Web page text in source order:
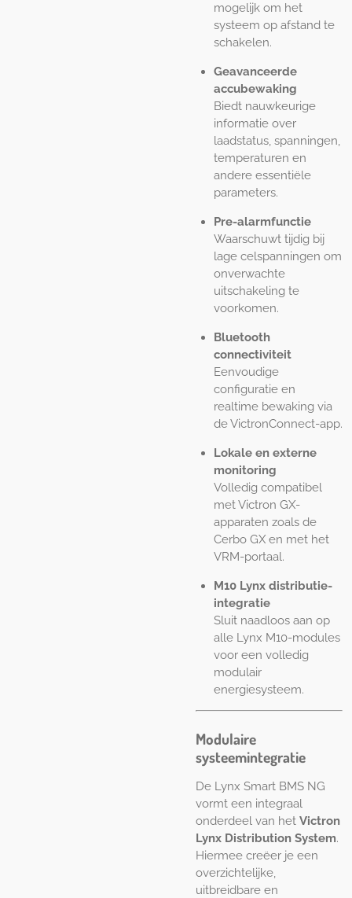
mogelijk om het
systeem op afstand te
schakelen.
Geavanceerde
accubewaking
Biedt nauwkeurige
informatie over
laadstatus, spanningen,
temperaturen en
andere essentiële
parameters.
Pre-alarmfunctie
Waarschuwt tijdig bij
lage celspanningen om
onverwachte
uitschakeling te
voorkomen.
Bluetooth
connectiviteit
Eenvoudige
configuratie en
realtime bewaking via
de VictronConnect-app.
Lokale en externe
monitoring
Volledig compatibel
met Victron GX-
apparaten zoals de
Cerbo GX en met het
VRM-portaal.
M10 Lynx distributie-
integratie
Sluit naadloos aan op
alle Lynx M10-modules
voor een volledig
modulair
energiesysteem.
Modulaire
systeemintegratie
De Lynx Smart BMS NG
vormt een integraal
onderdeel van het Victron
Lynx Distribution System.
Hiermee creëer je een
overzichtelijke,
uitbreidbare en